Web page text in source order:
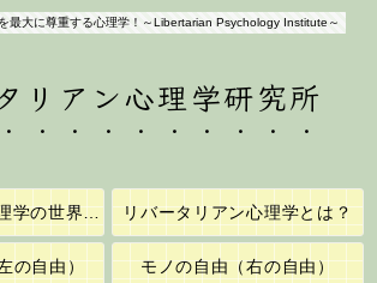
最大に尊重する心理学！～Libertarian Psychology Institute～
リアン心理学研究所
リバータリアン心理学の世界へようこそ！ リバータリアン心理学とは？
の自由） モノの自由（右の自由）